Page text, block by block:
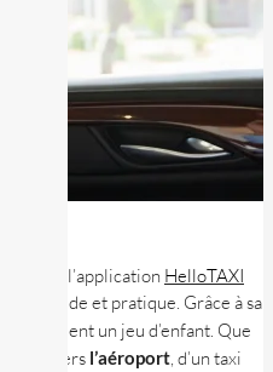
, l’application HelloTAXI
rapide et pratique. Grâce à sa
devient un jeu d’enfant. Que
vers l’aéroport , d’un taxi